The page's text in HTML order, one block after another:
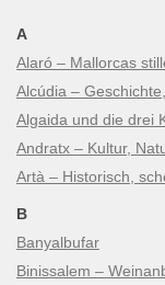
A
Alaró – Mallorcas
Alcúdia –
Algaida und die drei
Andratx – Kultur,
Artà – Historisch,
B
Banyalbufar
Binissalem –